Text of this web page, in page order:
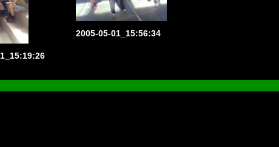
2005-05-01_15:56:34